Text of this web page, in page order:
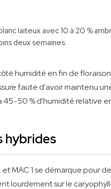
laiteux avec 10 à 20 %
deux semaines.
humidité en fin de
faute d'avoir maintenu
50 % d'humidité relative
hybrides
MAC 1 se démarque pour
lourdement sur le